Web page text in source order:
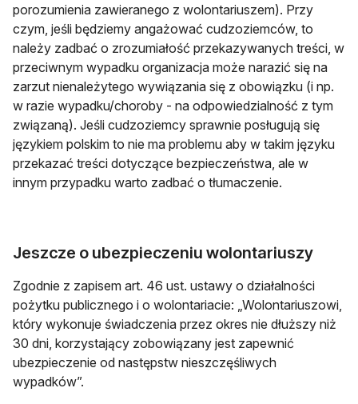
porozumienia zawieranego z wolontariuszem). Przy
czym, jeśli będziemy angażować cudzoziemców, to
należy zadbać o zrozumiałość przekazywanych treści, w
przeciwnym wypadku organizacja może narazić się na
zarzut nienależytego wywiązania się z obowiązku (i np.
w razie wypadku/choroby - na odpowiedzialność z tym
związaną). Jeśli cudzoziemcy sprawnie posługują się
językiem polskim to nie ma problemu aby w takim języku
przekazać treści dotyczące bezpieczeństwa, ale w
innym przypadku warto zadbać o tłumaczenie.
Jeszcze o ubezpieczeniu wolontariuszy
Zgodnie z zapisem art. 46 ust. ustawy o działalności
pożytku publicznego i o wolontariacie: „Wolontariuszowi,
który wykonuje świadczenia przez okres nie dłuższy niż
30 dni, korzystający zobowiązany jest zapewnić
ubezpieczenie od następstw nieszczęśliwych
wypadków”.